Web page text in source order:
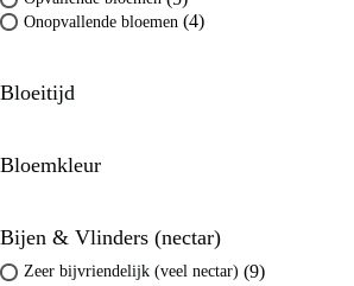
Onopvallende bloemen (4)
Bloeitijd
Bloemkleur
Bijen & Vlinders (nectar)
Zeer bijvriendelijk (veel nectar) (9)